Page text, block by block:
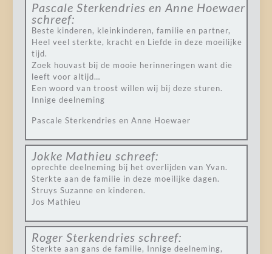
Pascale Sterkendries en Anne Hoewaer
schreef:
Beste kinderen, kleinkinderen, familie en partner,
Heel veel sterkte, kracht en Liefde in deze moeilijke
tijd.
Zoek houvast bij de mooie herinneringen want die
leeft voor altijd…
Een woord van troost willen wij bij deze sturen.
Innige deelneming
Pascale Sterkendries en Anne Hoewaer
Jokke Mathieu schreef:
oprechte deelneming bij het overlijden van Yvan.
Sterkte aan de familie in deze moeilijke dagen.
Struys Suzanne en kinderen.
Jos Mathieu
Roger Sterkendries schreef:
Sterkte aan gans de familie, Innige deelneming,